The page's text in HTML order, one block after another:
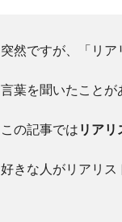
突然ですが、「リア
言葉を聞いたことが
この記事では リア
好きな人がリアリ